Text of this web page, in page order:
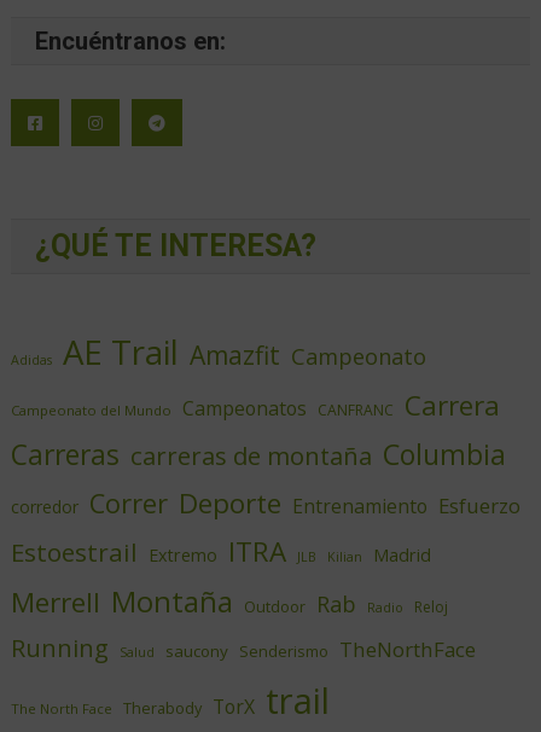
Encuéntranos en:
¿QUÉ TE INTERESA?
Adidas AE Trail Amazfit Campeonato
Campeonato del Mundo Campeonatos CANFRANC
Carrera
Carreras carreras de montaña Columbia
corredor Correr Deporte Entrenamiento Esfuerzo
Estoestrail Extremo ITRA JLB Kilian Madrid
Merrell Montaña Outdoor Rab Radio Reloj
Running Salud saucony Senderismo TheNorthFace
The North Face Therabody TorX trail